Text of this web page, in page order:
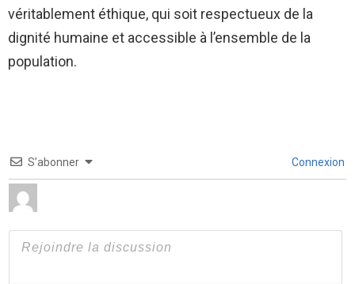
véritablement éthique, qui soit respectueux de la
dignité humaine et accessible à l’ensemble de la
population.
S’abonner Connexion